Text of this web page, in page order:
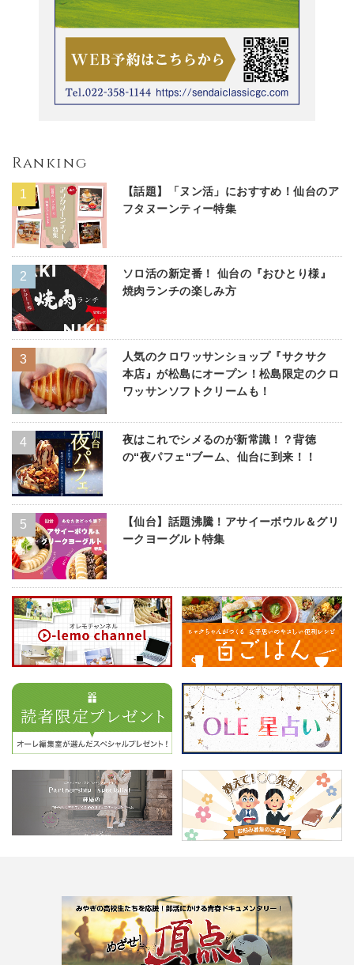
Ranking
【話題】「ヌン活」におすすめ！仙台のア
フタヌーンティー特集
ソロ活の新定番！ 仙台の『おひとり様』
焼肉ランチの楽しみ方
人気のクロワッサンショップ『サクサク
本店』が松島にオープン！松島限定のクロ
ワッサンソフトクリームも！
夜はこれでシメるのが新常識！？背徳
の“夜パフェ“ブーム、仙台に到来！！
【仙台】話題沸騰！アサイーボウル＆グリ
ークヨーグルト特集